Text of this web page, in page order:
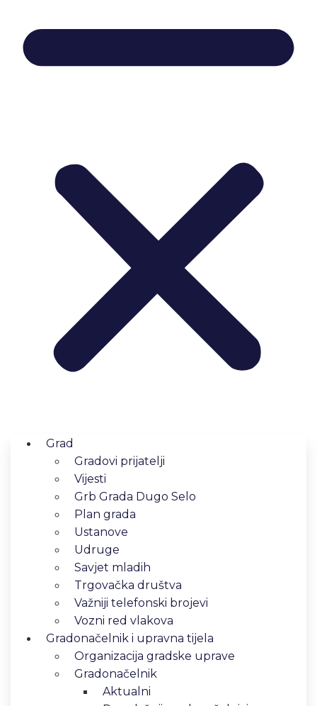
Grad
Gradovi prijatelji
Vijesti
Grb Grada Dugo Selo
Plan grada
Ustanove
Udruge
Savjet mladih
Trgovačka društva
Važniji telefonski brojevi
Vozni red vlakova
Gradonačelnik i upravna tijela
Organizacija gradske uprave
Gradonačelnik
Aktualni